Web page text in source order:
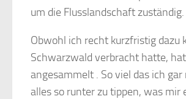
um die Flusslandschaft zuständig.
Obwohl ich recht kurzfristig dazu
Schwarzwald verbracht hatte,
angesammelt . So viel das ich
alles so runter zu tippen, was mir